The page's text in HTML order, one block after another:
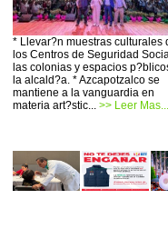
* Llevar?n muestras culturales
los Centros de Seguridad
las colonias y espacios
la alcald?a. * Azcapotzalco se
mantiene a la vanguardia en
materia art?stic... >> Leer Mas...